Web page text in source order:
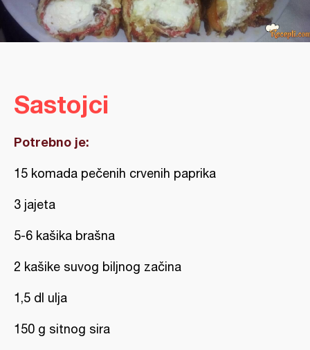
Sastojci
Potrebno je:
15 komada pečenih crvenih paprika
3 jajeta
5-6 kašika brašna
2 kašike suvog biljnog začina
1,5 dl ulja
150 g sitnog sira